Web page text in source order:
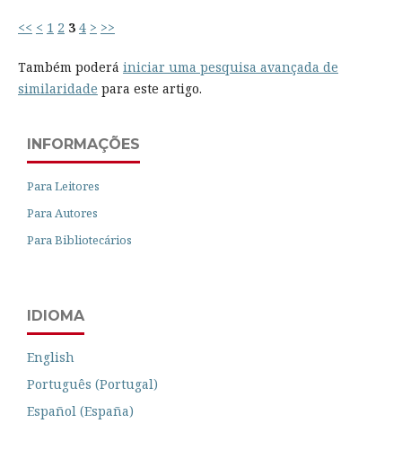
<< < 1 2 3 4 > >>
Também poderá iniciar uma pesquisa avançada de
similaridade para este artigo.
INFORMAÇÕES
Para Leitores
Para Autores
Para Bibliotecários
IDIOMA
English
Português (Portugal)
Español (España)